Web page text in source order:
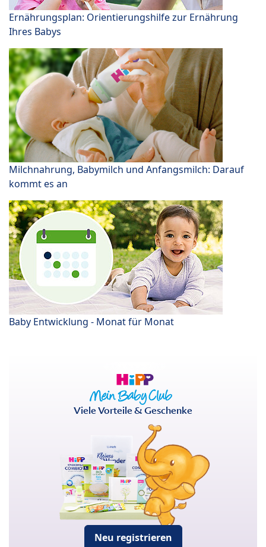
Ernährungsplan: Orientierungshilfe zur Ernährung
Ihres Babys
Milchnahrung, Babymilch und Anfangsmilch: Darauf
kommt es an
Baby Entwicklung - Monat für Monat
Viele Vorteile & Geschenke
Neu registrieren